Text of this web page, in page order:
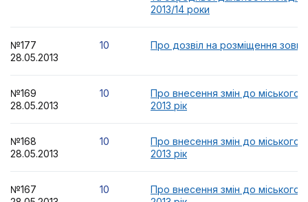
2013/14 роки
№177
28.05.2013
10 Про дозвіл на розміщення
№169
28.05.2013
10
Про внесення змін до
2013 рік
№168
28.05.2013
10
Про внесення змін до
2013 рік
№167
10
Про внесення змін до